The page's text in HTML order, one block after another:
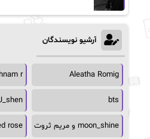
آرشیو نویسندگان
Aleatha Romig
r
bts
moon_shine و مریم ثروت rose